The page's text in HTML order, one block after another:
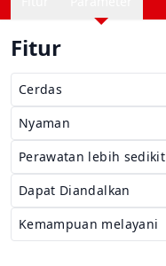
Fitur
Cerdas
Nyaman
Perawatan lebih sedikit
Dapat Diandalkan
Kemampuan melayani